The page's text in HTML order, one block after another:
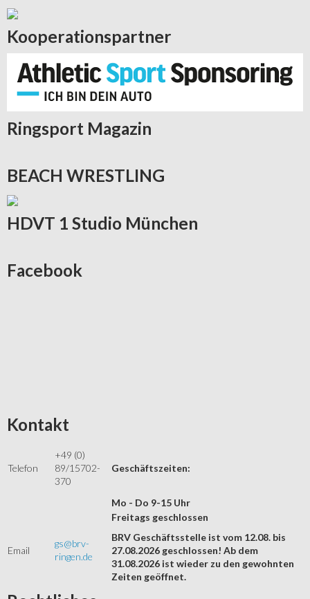
Kooperationspartner
Ringsport Magazin
BEACH WRESTLING
HDVT 1 Studio München
Facebook
Kontakt
Telefon
+49 (0)
89/15702-
370
Geschäftszeiten:
Mo - Do 9-15 Uhr
Email
gs@brv-
ringen.de
Freitags geschlossen
BRV Geschäftsstelle ist vom 12.08. bis
27.08.2026 geschlossen! Ab dem
31.08.2026 ist wieder zu den gewohnten
Zeiten geöffnet.